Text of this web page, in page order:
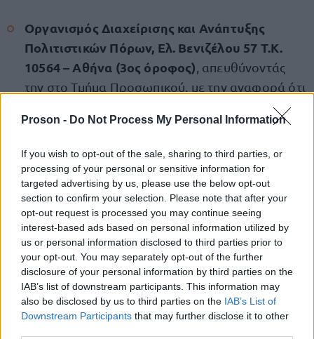
Proson - Do Not Process My Personal Information
If you wish to opt-out of the sale, sharing to third parties, or
processing of your personal or sensitive information for
targeted advertising by us, please use the below opt-out
section to confirm your selection. Please note that after your
opt-out request is processed you may continue seeing
interest-based ads based on personal information utilized by
us or personal information disclosed to third parties prior to
your opt-out. You may separately opt-out of the further
disclosure of your personal information by third parties on the
IAB’s list of downstream participants. This information may
also be disclosed by us to third parties on the IAB’s List of
Downstream Participants that may further disclose it to other
Οργανισμός Διαχείρισης και Ανάπτυξης
Πολιτιστικών Πόρων, Ελ. Βενιζέλου 57 Τ.Κ.
10564 – Αθήνα (3ος όροφος) , απευθύνοντάς
την στο Τμήμα Προσωπικού, με την αναφορά ότι
πρόκειται για την αίτηση υποψηφιότητας για την
ΣΟΧ 2/202σημειώνοντας και τους Κωδικούς
στον φάκελο αποστολής κατά σειρά προτίμησης
(τηλ. επικοινωνίας: 210-3722508-550-579-580).
Διαβάστε ολόκληρη την προκήρυξη των θέσεων
εργασίας,ΕΔΩ.
ΑΣΕΠ: Πιστοποίηση Αγγλικών σε
μόνο 2 ημέρες στα χέρια σας